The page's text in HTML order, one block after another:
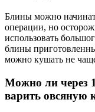
Блины можно
операции, но
использовать
блины
можно кушать не
Можно ли через
варить овсяную